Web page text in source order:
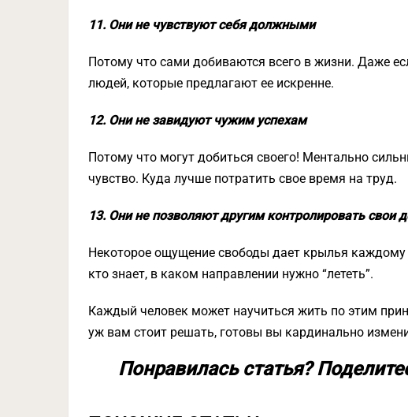
11. Они не чувствуют себя должными
Потому что сами добиваются всего в жизни. Даже
людей, которые предлагают ее искренне.
12. Они не завидуют чужим успехам
Потому что могут добиться своего! Ментально
чувство. Куда лучше потратить свое время на труд.
13. Они не позволяют другим контролировать свои
Некоторое ощущение свободы дает крылья каждому
кто знает, в каком направлении нужно “лететь”.
Каждый человек может научиться жить по этим
уж вам стоит решать, готовы вы кардинально
Понравилась статья?